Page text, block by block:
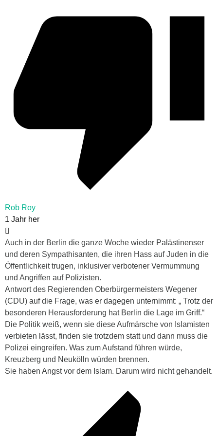
Rob Roy
1 Jahr her
Auch in der Berlin die ganze Woche wieder Palästinenser
und deren Sympathisanten, die ihren Hass auf Juden in die
Öffentlichkeit trugen, inklusiver verbotener Vermummung
und Angriffen auf Polizisten.
Antwort des Regierenden Oberbürgermeisters Wegener
(CDU) auf die Frage, was er dagegen unternimmt: „ Trotz der
besonderen Herausforderung hat Berlin die Lage im Griff.“
Die Politik weiß, wenn sie diese Aufmärsche von Islamisten
verbieten lässt, finden sie trotzdem statt und dann muss die
Polizei eingreifen. Was zum Aufstand führen würde,
Kreuzberg und Neukölln würden brennen.
Sie haben Angst vor dem Islam. Darum wird nicht gehandelt.